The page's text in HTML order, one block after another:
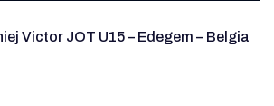
Victor JOT U15 – Edegem – Belgia